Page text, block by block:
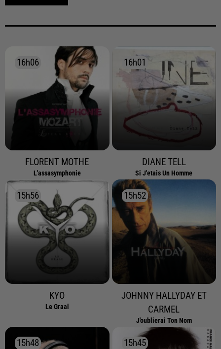
16h06
16h06
FLORENT MOTHE
L'assasymphonie
16h01
16h01
DIANE TELL
Si J'etais Un Homme
15h56
15h56
KYO
Le Graal
15h52
15h52
JOHNNY HALLYDAY ET
CARMEL
J'oublierai Ton Nom
15h48
15h48 15h45
15h45